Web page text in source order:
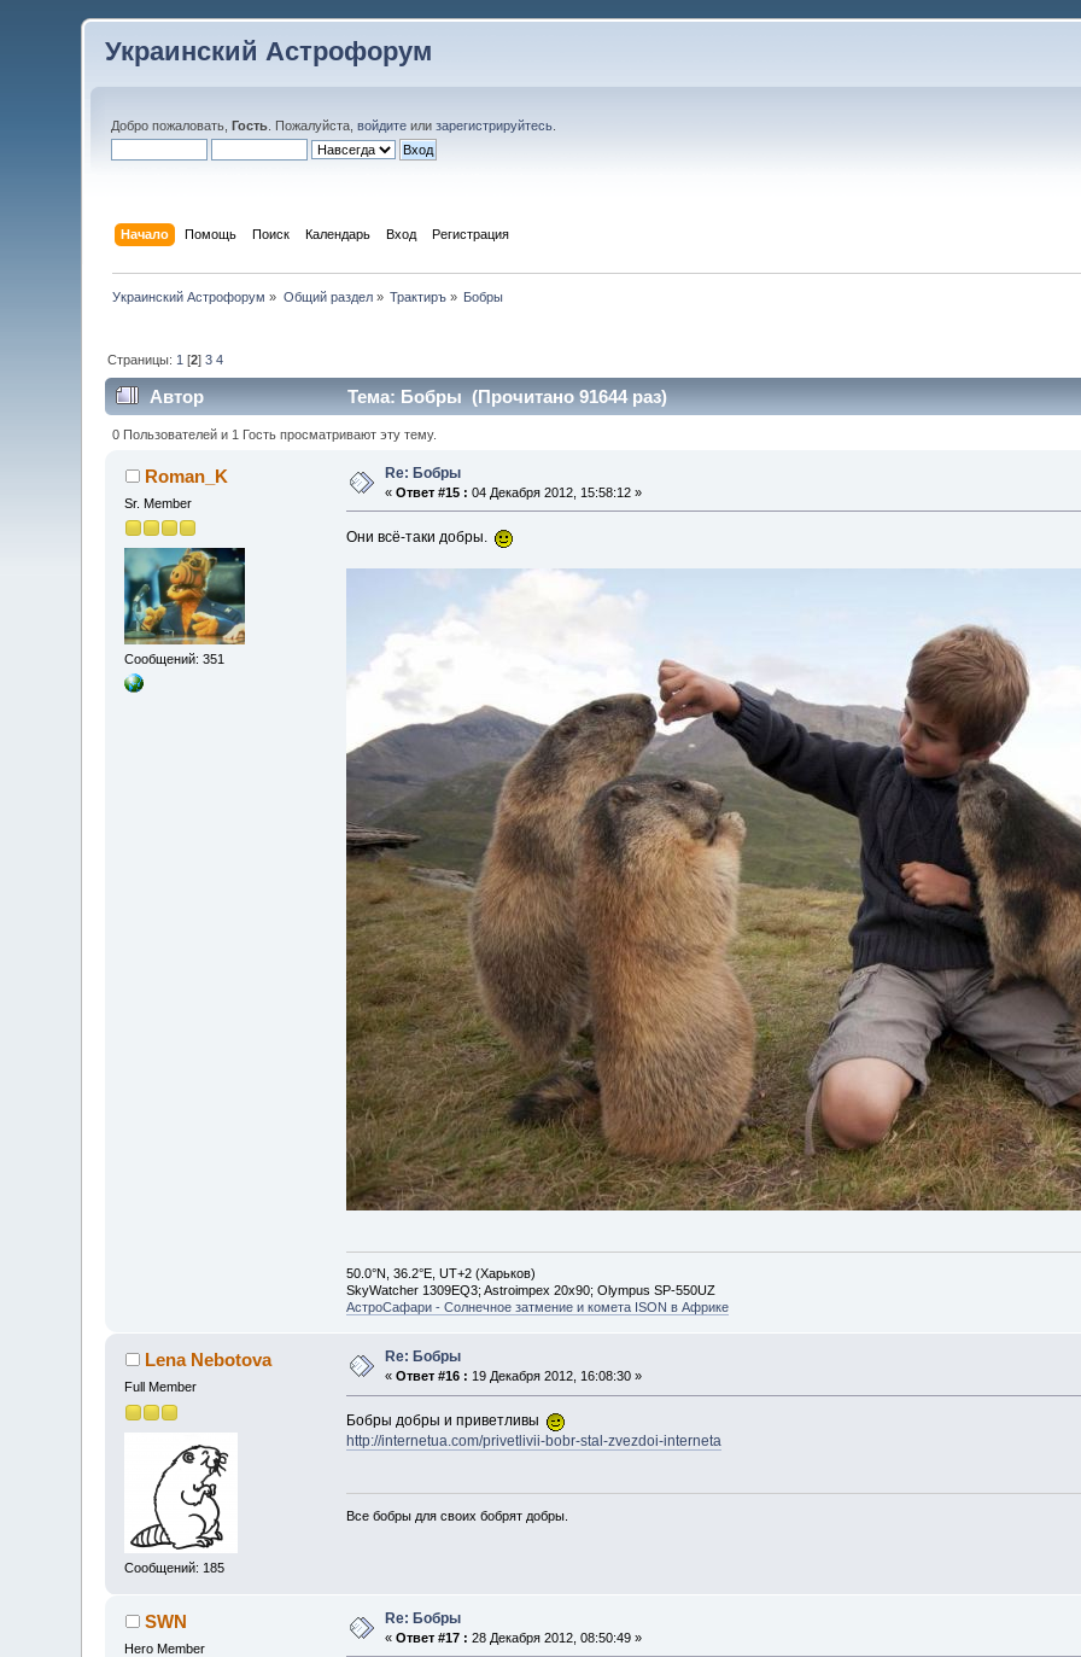
Украинский Астрофорум
Добро пожаловать,Гость . Пожалуйста,войдите илизарегистрируйтесь
Начало Помощь Поиск Календарь Вход Регистрация
Украинский Астрофорум » Общий раздел» Трактиръ » Бобры
Страницы: 1 [2]3 4
Автор Тема: Бобры (Прочитано 91644 раз)
0 Пользователей и 1 Гость просматривают эту тему.
Roman_K
Sr. Member
Сообщений: 351
Re: Бобры
«Ответ #15 : 04 Декабря 2012, 15:58:12 »
Они всё-таки добры.
50.0°N, 36.2°E, UT+2 (Харьков)
SkyWatcher 1309EQ3; Astroimpex 20х90; Olympus SP-550UZ
АстроСафари - Солнечное затмение и комета ISON в Африке
Lena Nebotova
Full Member
Сообщений: 185
Re: Бобры
«Ответ #16 : 19 Декабря 2012, 16:08:30 »
Бобры добры и приветливы
http://internetua.com/privetlivii-bobr-stal-zvezdoi-interneta
Все бобры для своих бобрят добры.
SWN
Hero Member
Re: Бобры
«Ответ #17 : 28 Декабря 2012, 08:50:49 »